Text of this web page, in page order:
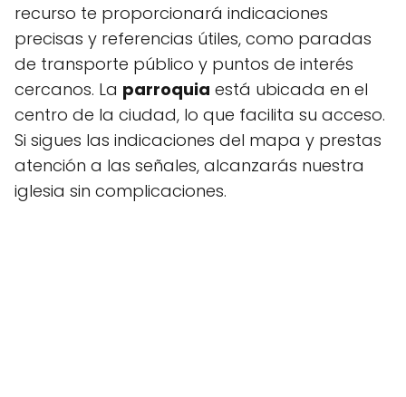
recurso te proporcionará indicaciones
precisas y referencias útiles, como paradas
de transporte público y puntos de interés
cercanos. La parroquia está ubicada en el
centro de la ciudad, lo que facilita su acceso.
Si sigues las indicaciones del mapa y prestas
atención a las señales, alcanzarás nuestra
iglesia sin complicaciones.